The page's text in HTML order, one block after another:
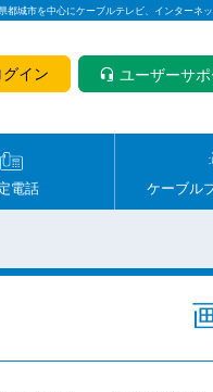
都城市を中心にケーブルテレビ、インターネ
グイン ユーザーサポ
電話 ケーブル